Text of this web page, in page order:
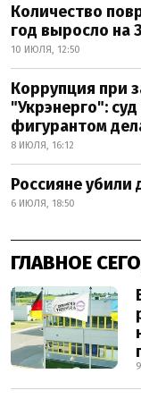
Количество
год выросло на
10 ИЮЛЯ, 12:50
Коррупция при
"Укрэнерго":
фигурантом
8 ИЮЛЯ, 16:12
Россияне убили
6 ИЮЛЯ, 18:50
ГЛАВНОЕ